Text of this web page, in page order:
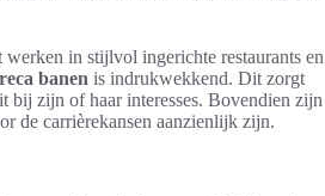
in stijlvol ingerichte restaurants en
banen is indrukwekkend. Dit zorgt
bij zijn of haar interesses. Bovendien zijn
de carrièrekansen aanzienlijk zijn.